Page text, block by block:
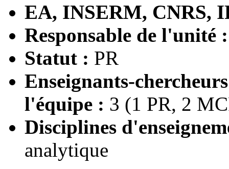
EA, INSERM, CNRS,
Responsable de l'unité
Statut : PR
Enseignants-
l'équipe : 3 (1 PR, 2
Disciplines
analytique